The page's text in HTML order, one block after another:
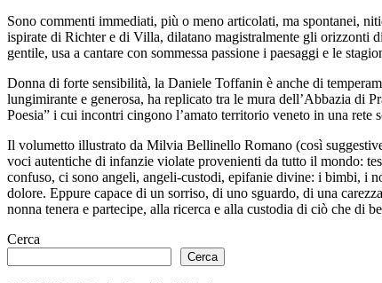
Sono commenti immediati, più o meno articolati, ma spontanei,
ispirate di Richter e di Villa, dilatano magistralmente gli orizzonti
gentile, usa a cantare con sommessa passione i paesaggi e le
Donna di forte sensibilità, la Daniele Toffanin è anche di
lungimirante e generosa, ha replicato tra le mura dell’Abbazia di
Poesia” i cui incontri cingono l’amato territorio veneto in una rete
Il volumetto illustrato da Milvia Bellinello Romano (così
voci autentiche di infanzie violate provenienti da tutto il mondo:
confuso, ci sono angeli, angeli-custodi, epifanie divine: i bimbi, i
dolore. Eppure capace di un sorriso, di uno sguardo, di una
nonna tenera e partecipe, alla ricerca e alla custodia di ciò che di
Cerca
Cerca